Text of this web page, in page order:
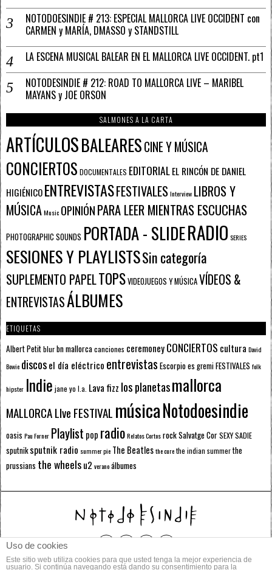
NOTODOESINDIE # 213: ESPECIAL MALLORCA LIVE OCCIDENT con
CARMEN y MARÍA, DMASSO y STANDSTILL
LA ESCENA MUSICAL BALEAR EN EL MALLORCA LIVE OCCIDENT. pt1
NOTODESINDIE # 212: ROAD TO MALLORCA LIVE – MARIBEL
MAYANS y JOE ORSON
SALMONES A LA CARTA
ARTÍCULOSBALEARESCINE Y MÚSICA
CONCIERTOS DOCUMENTALES EDITORIALEL RINCÓN DE DANIEL
HIGIÉNICOENTREVISTASFESTIVALESInterview LIBROS Y
MÚSICAMusic OPINIÓNPARA LEER MIENTRAS ESCUCHAS
PHOTOGRAPHIC SOUNDS PORTADA - SLIDERADIO SERIES
SESIONES Y PLAYLISTSSin categoría
SUPLEMENTO PAPELTOPSVIDEOJUEGOS Y MÚSICAVÍDEOS &
ENTREVISTASÁLBUMES
ETIQUETAS
Albert Petitblurbn mallorcacanciones ceremoneyCONCIERTOS cultura David
Bowie discosel día eléctrico entrevistas Escorpioes gremiFESTIVALES folk
hipster Indie jane yo l.a. Lava fizz los planetasmallorca
MALLORCA LIve FESTIVAL músicaNotodoesindie
oasis Pau Forner Playlist pop radioRelatos CortosrockSalvatge CorSEXY SADIE
sputnik sputnik radio summer pie The Beatlesthe curethe indian summerthe
prussians the wheelsu2 veranoálbumes
© 2014 Todos los derechos reservados.
Uso de cookies
Este sitio web utiliza cookies para que usted tenga la mejor experiencia de
usuario. Si continúa navegando está dando su consentimiento para la